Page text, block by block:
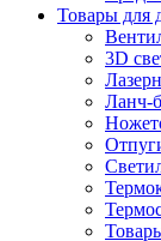
Товары для
3D
Ланч-